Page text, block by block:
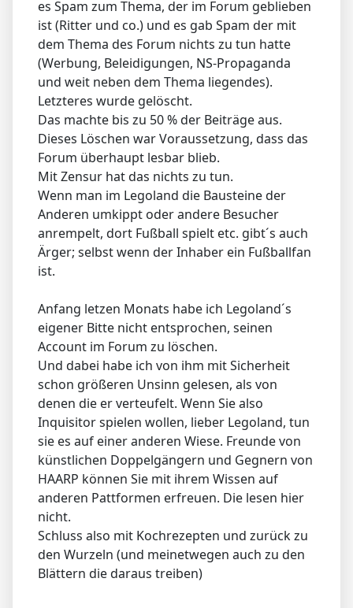
es Spam zum Thema, der im Forum geblieben
ist (Ritter und co.) und es gab Spam der mit
dem Thema des Forum nichts zu tun hatte
(Werbung, Beleidigungen, NS-Propaganda
und weit neben dem Thema liegendes).
Letzteres wurde gelöscht.
Das machte bis zu 50 % der Beiträge aus.
Dieses Löschen war Voraussetzung, dass das
Forum überhaupt lesbar blieb.
Mit Zensur hat das nichts zu tun.
Wenn man im Legoland die Bausteine der
Anderen umkippt oder andere Besucher
anrempelt, dort Fußball spielt etc. gibt´s auch
Ärger; selbst wenn der Inhaber ein Fußballfan
ist.
Anfang letzen Monats habe ich Legoland´s
eigener Bitte nicht entsprochen, seinen
Account im Forum zu löschen.
Und dabei habe ich von ihm mit Sicherheit
schon größeren Unsinn gelesen, als von
denen die er verteufelt. Wenn Sie also
Inquisitor spielen wollen, lieber Legoland, tun
sie es auf einer anderen Wiese. Freunde von
künstlichen Doppelgängern und Gegnern von
HAARP können Sie mit ihrem Wissen auf
anderen Pattformen erfreuen. Die lesen hier
nicht.
Schluss also mit Kochrezepten und zurück zu
den Wurzeln (und meinetwegen auch zu den
Blättern die daraus treiben)